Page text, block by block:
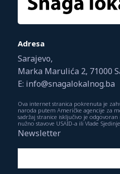
Adresa
Sarajevo,
Marka Marulića 2, 71000
E: info@snagalokalnog.ba
Ova internet stranica pokrenuta je
naroda putem Američke agencije za
sadržaj stranice isključivo je
nužno stavove USAID-a ili Vlade
Newsletter